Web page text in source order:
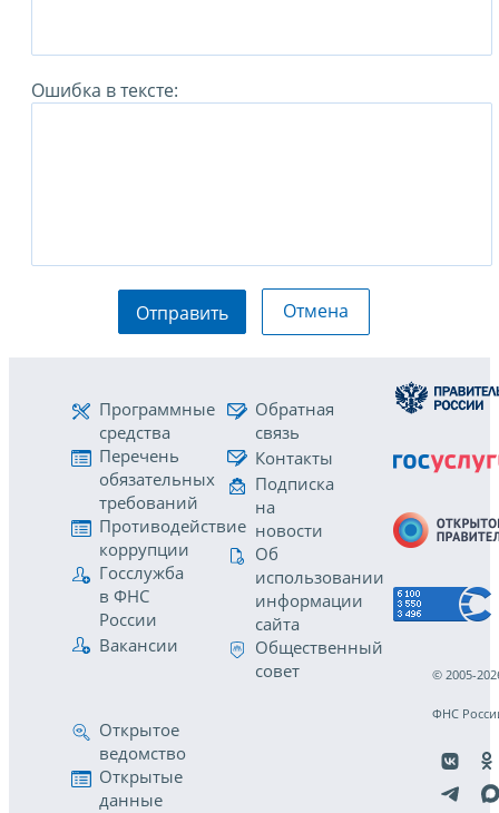
Ошибка в тексте:
Отправить Отмена
Программные
средства
Перечень
обязательных
требований
Противодействие
коррупции
Госслужба
в ФНС
России
Вакансии
Обратная
связь
Контакты
Подписка
на
новости
Об
использовании
информации
сайта
Общественный
совет
Открытое
ведомство
Открытые
данные
© 2005-
ФНС